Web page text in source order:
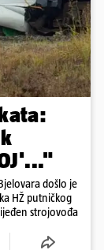
došlo je
HŽ putničkog
strojovođa